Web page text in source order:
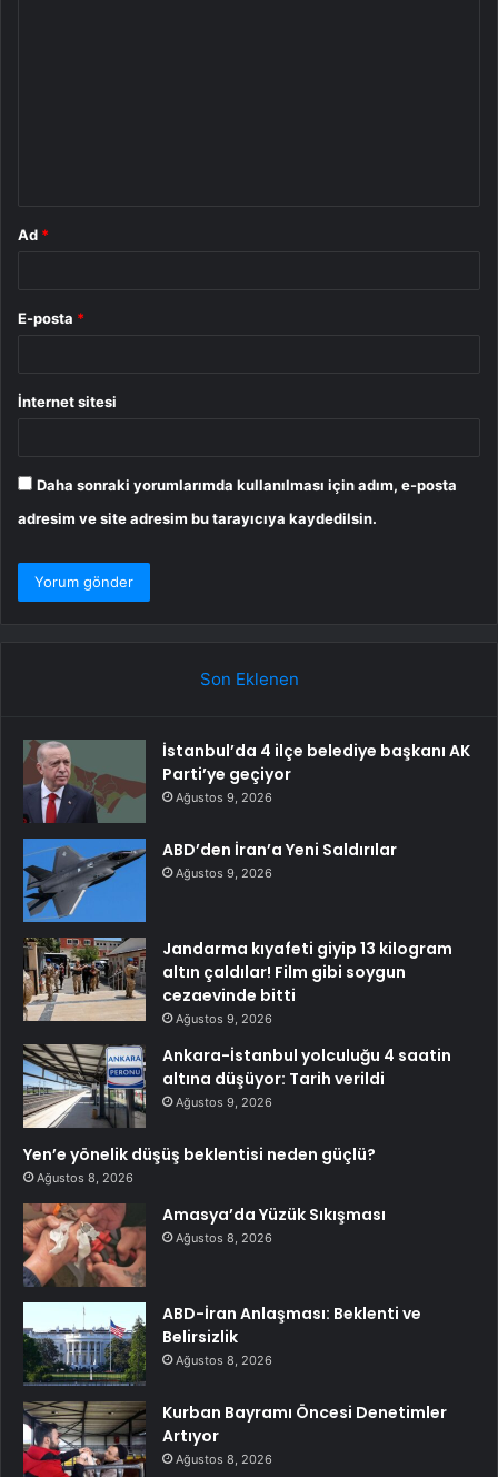
Ad *
E-posta *
İnternet sitesi
Daha sonraki yorumlarımda kullanılması için adım, e-posta
adresim ve site adresim bu tarayıcıya kaydedilsin.
Son Eklenen
İstanbul’da 4 ilçe belediye başkanı AK
Parti’ye geçiyor
Ağustos 9, 2026
ABD’den İran’a Yeni Saldırılar
Ağustos 9, 2026
Jandarma kıyafeti giyip 13 kilogram
altın çaldılar! Film gibi soygun
cezaevinde bitti
Ağustos 9, 2026
Ankara-İstanbul yolculuğu 4 saatin
altına düşüyor: Tarih verildi
Ağustos 9, 2026
Yen’e yönelik düşüş beklentisi neden güçlü?
Ağustos 8, 2026
Amasya’da Yüzük Sıkışması
Ağustos 8, 2026
ABD-İran Anlaşması: Beklenti ve
Belirsizlik
Ağustos 8, 2026
Kurban Bayramı Öncesi Denetimler
Artıyor
Ağustos 8, 2026